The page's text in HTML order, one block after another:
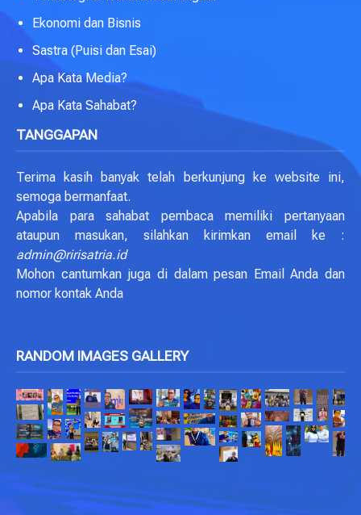
Ekonomi dan Bisnis
Sastra (Puisi dan Esai)
Apa Kata Media?
Apa Kata Sahabat?
TANGGAPAN
Terima kasih banyak telah berkunjung ke website ini,
semoga bermanfaat.
Apabila para sahabat pembaca memiliki pertanyaan
ataupun masukan, silahkan kirimkan email ke :
admin@ririsatria.id
Mohon cantumkan juga di dalam pesan Email Anda dan
nomor kontak Anda
RANDOM IMAGES GALLERY